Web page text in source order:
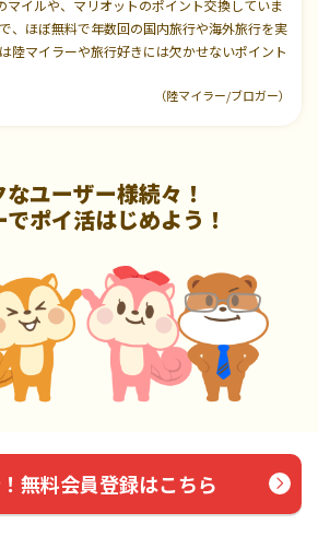
マイルや、マリオットのポイント交換していま
、ほぼ無料で年数回の国内旅行や海外旅行を実
陸マイラーや旅行好きには欠かせないポイント
（陸マイラー/ブロガー）
ユーザー様続々！
ポイ活はじめよう！
無料会員登録はこちら